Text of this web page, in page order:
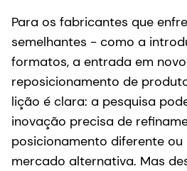
Para os fabricantes que
semelhantes - como a
formatos, a entrada em
reposicionamento de
lição é clara: a pesquisa
inovação precisa de
posicionamento diferente
mercado alternativa. Mas